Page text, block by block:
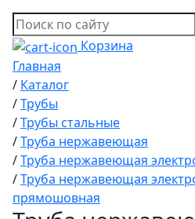
Корзина
Главная
/ Каталог
/Трубы
/Трубы стальные
/Труба нержавеющая
/Труба нержавеющая
/Труба нержавеющая
прямошовная